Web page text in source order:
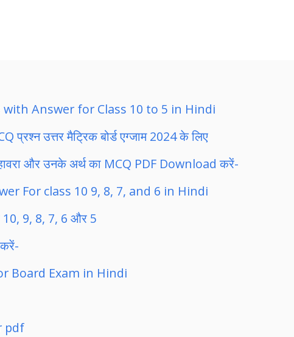
with Answer for Class 10 to 5 in Hindi
प्रश्न उत्तर मैट्रिक बोर्ड एग्जाम 2024 के लिए
और उनके अर्थ का MCQ PDF Download करें-
For class 10 9, 8, 7, and 6 in Hindi
10, 9, 8, 7, 6 और 5
Board Exam in Hindi
pdf